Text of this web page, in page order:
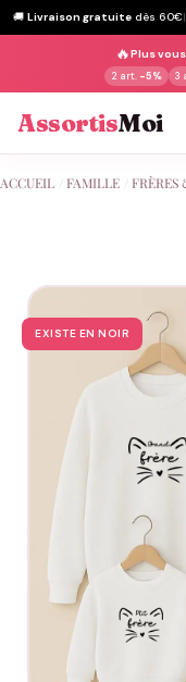
🚚 Livraison gratuite dès 60€|
🔥Plus
2 art. -5% 3
AssortisMoi
au
ACCUEIL FAMILLE FRÈRES
EXISTE EN NOIR